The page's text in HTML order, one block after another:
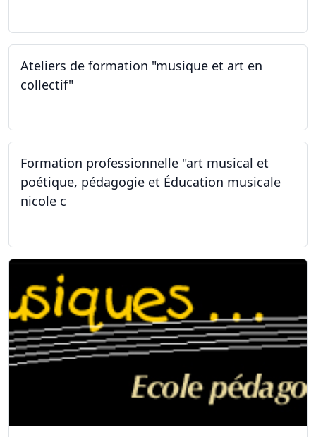
Ateliers de formation "musique et art en
collectif"
Formation professionnelle "art musical et
poétique, pédagogie et Éducation musicale
nicole c